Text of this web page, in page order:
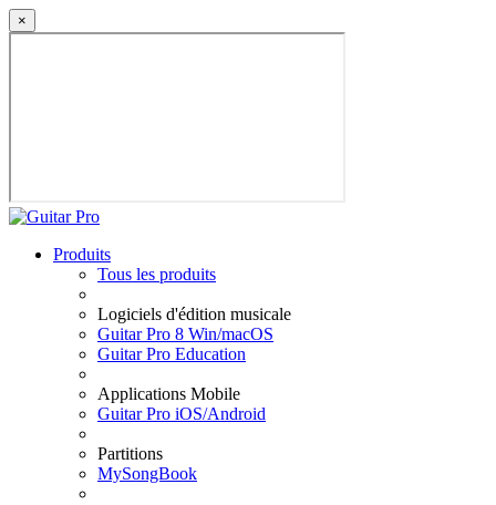
×
Produits
Tous les produits
Logiciels d'édition musicale
Guitar Pro 8 Win/macOS
Guitar Pro Education
Applications Mobile
Guitar Pro iOS/Android
Partitions
MySongBook